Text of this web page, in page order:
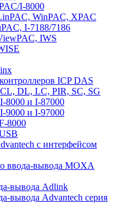
I-8000
WinPAC, XPAC
I-7188/7186
IWS
ICP DAS
DL, LC, PIR, SC, SG
8000 и I-87000
9000 и I-97000
8000
с интерфейсом
ввода-вывода MOXA
вывода Adlink
вывода Advantech серия